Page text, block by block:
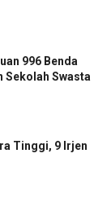
996 Benda
Sekolah Swasta
Tinggi, 9 Irjen